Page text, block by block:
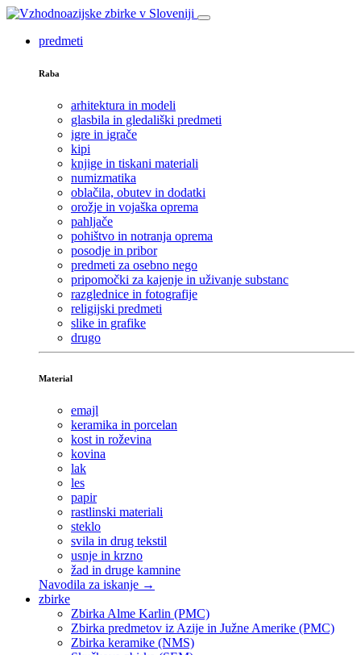
predmeti
Raba
arhitektura in modeli
glasbila in gledališki predmeti
igre in igrače
kipi
knjige in tiskani materiali
numizmatika
oblačila, obutev in dodatki
orožje in vojaška oprema
pahljače
pohištvo in notranja oprema
posodje in pribor
predmeti za osebno nego
pripomočki za kajenje in uživanje substanc
razglednice in fotografije
religijski predmeti
slike in grafike
drugo
Material
emajl
keramika in porcelan
kost in roževina
kovina
lak
les
papir
rastlinski materiali
steklo
svila in drug tekstil
usnje in krzno
žad in druge kamnine
Navodila za iskanje →
zbirke
Zbirka Alme Karlin (PMC)
Zbirka predmetov iz Azije in Južne Amerike (PMC)
Zbirka keramike (NMS)